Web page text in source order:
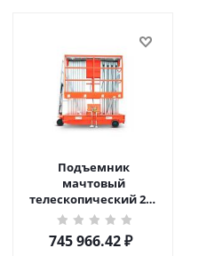
Подъемник
мачтовый
телескопический 200
кг 10 м TOR GTWY10-
200S DC 2-мачтовый
(автономный) (N) в
745 966.42₽